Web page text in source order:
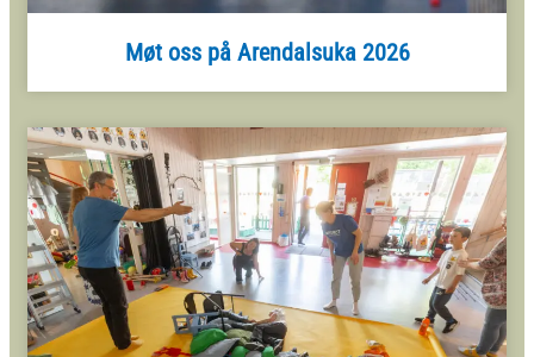
Møt oss på Arendalsuka 2026